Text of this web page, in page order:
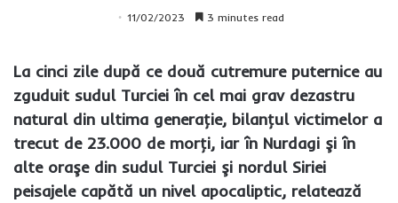
11/02/2023 3 minutes read
La cinci zile după ce două cutremure puternice au
zguduit sudul Turciei în cel mai grav dezastru
natural din ultima generaţie, bilanţul victimelor a
trecut de 23.000 de morţi, iar în Nurdagi şi în
alte oraşe din sudul Turciei şi nordul Siriei
peisajele capătă un nivel apocaliptic, relatează